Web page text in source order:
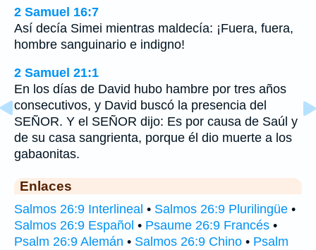
2 Samuel 16:7
Así decía Simei mientras maldecía: ¡Fuera, fuera,
hombre sanguinario e indigno!
2 Samuel 21:1
En los días de David hubo hambre por tres años
consecutivos, y David buscó la presencia del
SEÑOR. Y el SEÑOR dijo: Es por causa de Saúl y
de su casa sangrienta, porque él dio muerte a los
gabaonitas.
Enlaces
Salmos 26:9 Interlineal • Salmos 26:9 Plurilingüe •
Salmos 26:9 Español • Psaume 26:9 Francés •
Psalm 26:9 Alemán • Salmos 26:9 Chino • Psalm